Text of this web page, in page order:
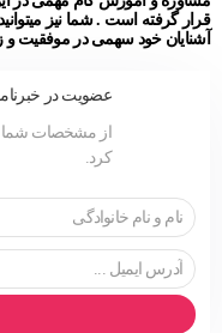
قرار گرفته است . شما نیز
آشنایان خود سهمی در موفقیت و
عضویت در
از مشخصات شما
کرد.